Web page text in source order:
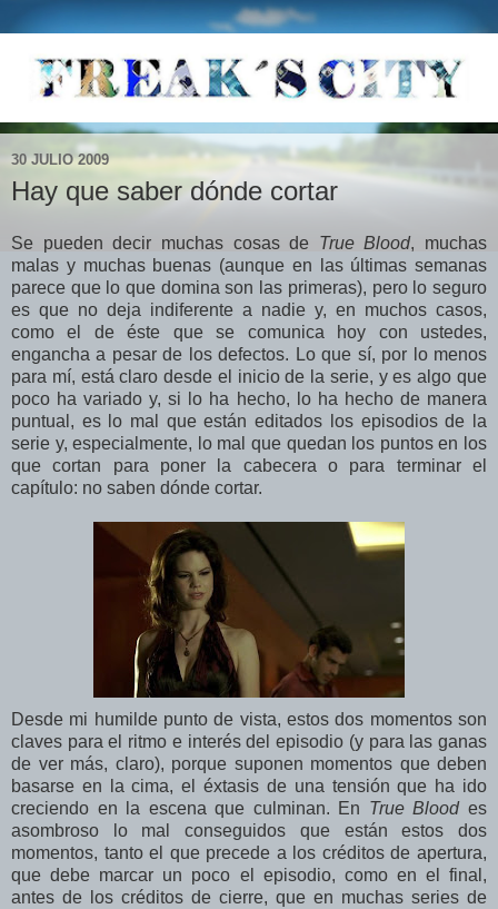
30 JULIO 2009
Hay que saber dónde cortar
Se pueden decir muchas cosas de True Blood, muchas
malas y muchas buenas (aunque en las últimas semanas
parece que lo que domina son las primeras), pero lo seguro
es que no deja indiferente a nadie y, en muchos casos,
como el de éste que se comunica hoy con ustedes,
engancha a pesar de los defectos. Lo que sí, por lo menos
para mí, está claro desde el inicio de la serie, y es algo que
poco ha variado y, si lo ha hecho, lo ha hecho de manera
puntual, es lo mal que están editados los episodios de la
serie y, especialmente, lo mal que quedan los puntos en los
que cortan para poner la cabecera o para terminar el
capítulo: no saben dónde cortar.
Desde mi humilde punto de vista, estos dos momentos son
claves para el ritmo e interés del episodio (y para las ganas
de ver más, claro), porque suponen momentos que deben
basarse en la cima, el éxtasis de una tensión que ha ido
creciendo en la escena que culminan. En True Bloodes
asombroso lo mal conseguidos que están estos dos
momentos, tanto el que precede a los créditos de apertura,
que debe marcar un poco el episodio, como en el final,
antes de los créditos de cierre, que en muchas series de